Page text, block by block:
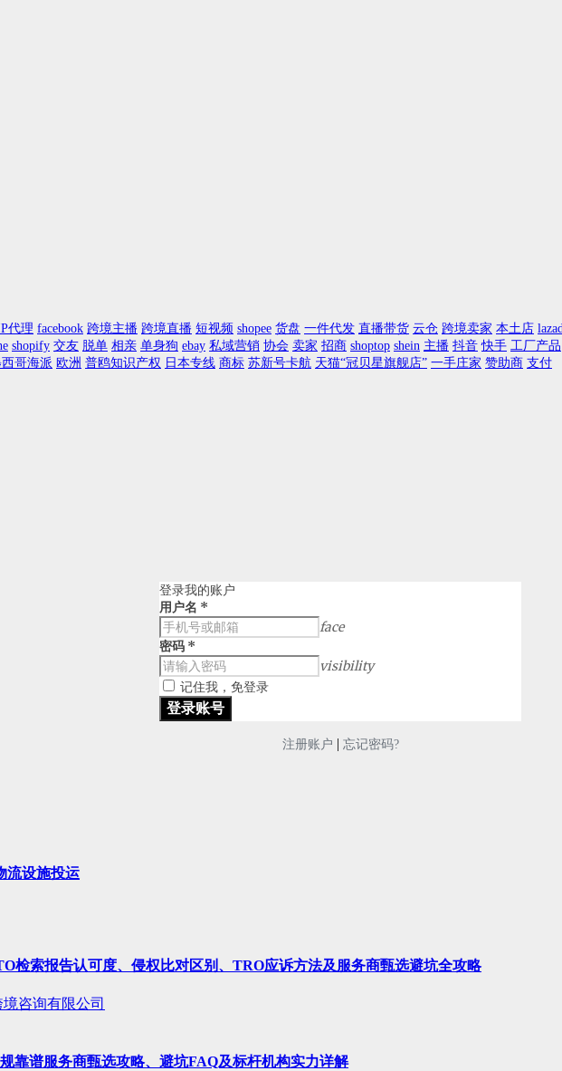
代理 facebook 跨境主播 跨境直播 短视频 shopee 货盘 一件代发 直播带货 云仓 跨境卖家 本土店
shopify 交友 脱单 相亲 单身狗 ebay 私域营销 协会 卖家 招商 shoptop shein 主播 抖音 快手 工厂产品
哥海派 欧洲 普鸥知识产权 日本专线 商标 苏新号卡航 天猫“冠贝星旗舰店” 一手庄家 赞助商 支付
登录我的账户
用户名 *
face
密码 *
visibility
记住我，免登录
注册账户 | 忘记密码?
流设施投运
检索报告认可度、侵权比对区别、TRO应诉方法及服务商甄选避坑全攻略
咨询有限公司
靠谱服务商甄选攻略、避坑FAQ及标杆机构实力详解